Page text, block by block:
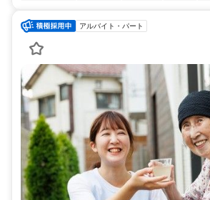
アルバイト・パート